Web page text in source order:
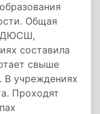
Общая
ДЮСШ,
составила
свыше
В учреждениях
Проходят